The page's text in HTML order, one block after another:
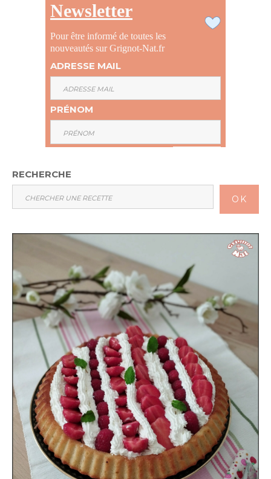
Newsletter
Pour être informé de toutes les
nouveautés sur Grignot-Nat.fr
ADRESSE MAIL
PRÉNOM
RECHERCHE
OK